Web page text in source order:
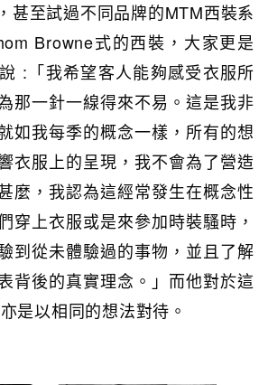
甚至試過不同品牌的MTM西裝系
Browne式的西裝，大家更是
:「我希望客人能夠感受衣服所
那一針一線得來不易。這是我非
如我每季的概念一樣，所有的想
衣服上的呈現，我不會為了營造
麼，我認為這經常發生在概念性
穿上衣服或是來參加時裝騷時，
到從未體驗過的事物，並且了解
背後的真實理念。」而他對於這
是以相同的想法對待。